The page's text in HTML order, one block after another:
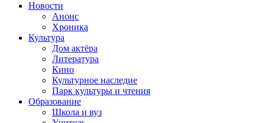
Новости
Анонс
Хроника
Культура
Дом актёра
Литература
Кино
Культурное наследие
Парк культуры и чтения
Образование
Школа и вуз